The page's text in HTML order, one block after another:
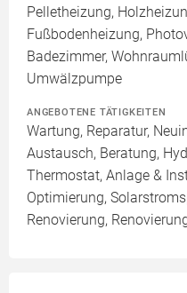
Pelletheizung,
Fußbodenheizung,
Badezimmer,
Umwälzpumpe
ANGEBOTENE TÄTIGKEITEN
Wartung, Reparatur,
Austausch, Beratung,
Thermostat, Anlage &
Optimierung,
Renovierung,